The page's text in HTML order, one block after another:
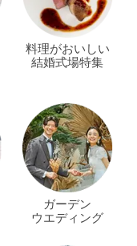
料理がおいしい
結婚式場特集
ガーデン
ウエディング